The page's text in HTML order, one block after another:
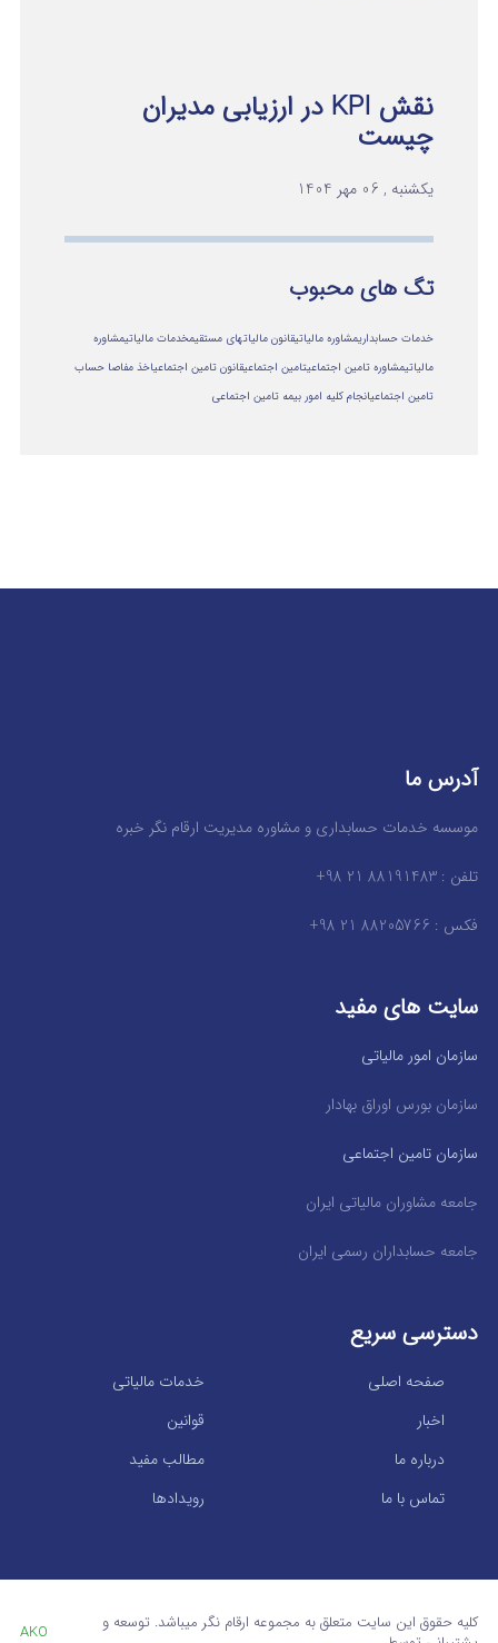
نقش KPI در ارزیابی مدیران
چیست
یکشنبه , 06 مهر 1404
تگ های محبوب
خدمات حسابداریمشاوره مالیاتیقانون مالیاتهای مستقیمخدمات مالیاتیمشاوره
مالياتيمشاوره تامین اجتماعیتامین اجتماعیقانون تامین اجتماعیاخذ مفاصا حساب
تامین اجتماعیانجام کلیه امور بیمه تامین اجتماعی
آدرس ما
موسسه خدمات حسابداری و مشاوره مدیریت ارقام نگر خبره
تلفن : 88191483 21 98+
فکس : 88205766 21 98+
سایت های مفید
سازمان امور مالیاتی
سازمان بورس اوراق بهادار
سازمان تامین اجتماعی
جامعه مشاوران مالیاتی ایران
جامعه حسابداران رسمی ایران
دسترسی سریع
خدمات مالیاتی
صفحه اصلی
قوانین
اخبار
مطالب مفید
درباره ما
رویدادها
تماس با ما
کلیه حقوق این سایت متعلق به مجموعه ارقام نگر میباشد. توسعه و
AKO